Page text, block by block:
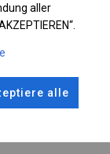
aller
alle